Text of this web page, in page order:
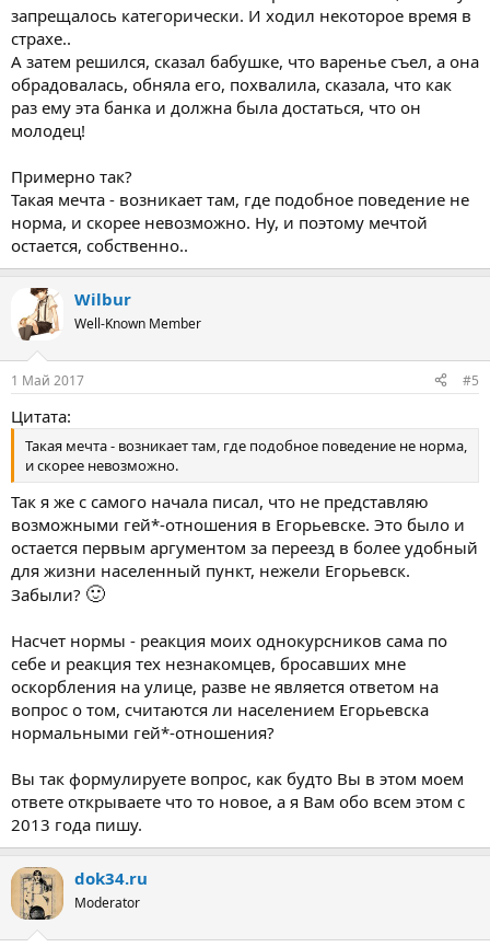
запрещалось категорически. И ходил некоторое время в
страхе..
А затем решился, сказал бабушке, что варенье съел, а она
обрадовалась, обняла его, похвалила, сказала, что как
раз ему эта банка и должна была достаться, что он
молодец!
Примерно так?
Такая мечта - возникает там, где подобное поведение не
норма, и скорее невозможно. Ну, и поэтому мечтой
остается, собственно..
Wilbur
Well-Known Member
1 Май 2017 #5
Цитата:
Такая мечта - возникает там, где подобное поведение не норма,
и скорее невозможно.
Так я же с самого начала писал, что не представляю
возможными гей*-отношения в Егорьевске. Это было и
остается первым аргументом за переезд в более удобный
для жизни населенный пункт, нежели Егорьевск.
Забыли? 🙂
Насчет нормы - реакция моих однокурсников сама по
себе и реакция тех незнакомцев, бросавших мне
оскорбления на улице, разве не является ответом на
вопрос о том, считаются ли населением Егорьевска
нормальными гей*-отношения?
Вы так формулируете вопрос, как будто Вы в этом моем
ответе открываете что то новое, а я Вам обо всем этом с
2013 года пишу.
dok34.ru
Moderator